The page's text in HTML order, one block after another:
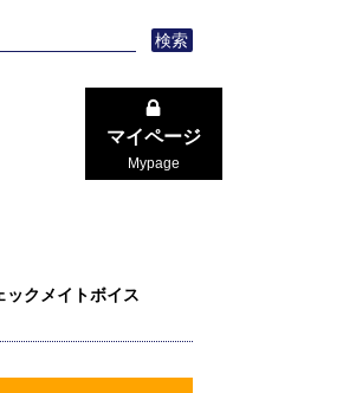
検索
マイページ
Mypage
ックメイトボイス